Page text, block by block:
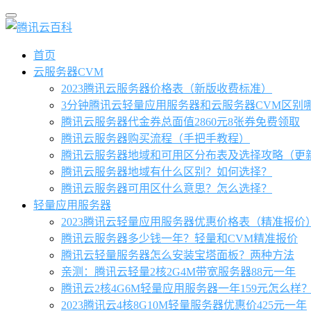
首页
云服务器CVM
2023腾讯云服务器价格表（新版收费标准）
3分钟腾讯云轻量应用服务器和云服务器CVM区别
腾讯云服务器代金券总面值2860元8张券免费领取
腾讯云服务器购买流程（手把手教程）
腾讯云服务器地域和可用区分布表及选择攻略（更
腾讯云服务器地域有什么区别？如何选择？
腾讯云服务器可用区什么意思？怎么选择？
轻量应用服务器
2023腾讯云轻量应用服务器优惠价格表（精准报价）
腾讯云服务器多少钱一年？轻量和CVM精准报价
腾讯云轻量服务器怎么安装宝塔面板？两种方法
亲测：腾讯云轻量2核2G4M带宽服务器88元一年
腾讯云2核4G6M轻量应用服务器一年159元怎么样？
2023腾讯云4核8G10M轻量服务器优惠价425元一年